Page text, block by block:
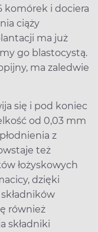
komórek i dociera
ciąży
ma już
go blastocystą.
ma zaledwie
się i pod koniec
od 0,03 mm
z
też
łożyskowych
dzięki
również
składniki